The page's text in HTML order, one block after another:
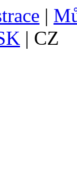
|
| CZ